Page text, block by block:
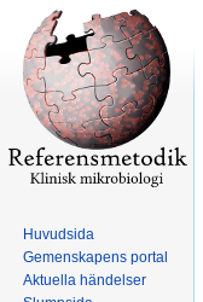
Huvudsida
Gemenskapens portal
Aktuella händelser